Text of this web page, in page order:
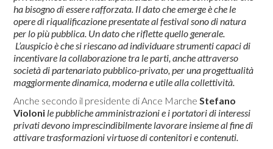
ha bisogno di essere rafforzata. Il dato che emerge è che le
opere di riqualificazione presentate al festival sono di natura
per lo più pubblica. Un dato che riflette quello generale.
L’auspicio è che si riescano ad individuare strumenti capaci di
incentivare la collaborazione tra le parti, anche attraverso
società di partenariato pubblico-privato, per una progettualità
maggiormente dinamica, moderna e utile alla collettività.
Anche secondo il presidente di Ance MarcheStefano
Violoni le pubbliche amministrazioni e i portatori di interessi
privati devono imprescindibilmente lavorare insieme al fine di
attivare trasformazioni virtuose di contenitori e contenuti.